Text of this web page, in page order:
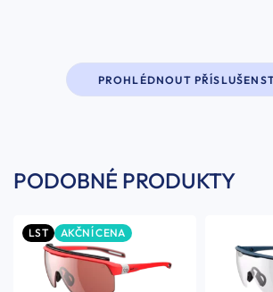
PROHLÉDNOUT
PODOBNÉ PRODUKTY
LST AKČNÍ CENA